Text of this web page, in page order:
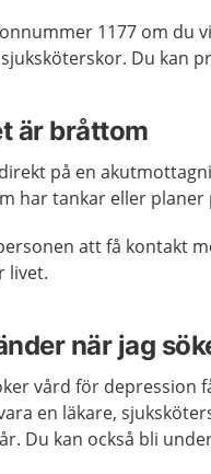
1177 om du
Du kan
är bråttom
på en
har tankar eller planer
att få kontakt
livet.
när jag
vård för depression
en läkare,
Du kan också bli